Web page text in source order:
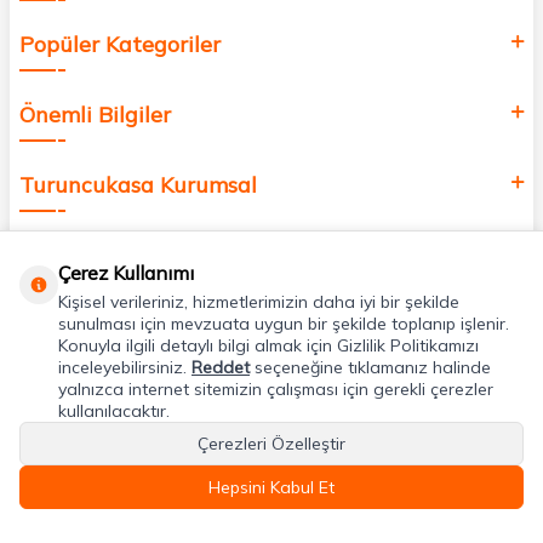
Popüler Kategoriler
Önemli Bilgiler
Turuncukasa Kurumsal
Uygulamalarımız
Adres & İletişim
Çerez Kullanımı
Kişisel verileriniz, hizmetlerimizin daha iyi bir şekilde
sunulması için mevzuata uygun bir şekilde toplanıp işlenir.
Konuyla ilgili detaylı bilgi almak için Gizlilik Politikamızı
inceleyebilirsiniz. Reddetseçeneğine tıklamanız halinde
yalnızca internet sitemizin çalışması için gerekli çerezler
kullanılacaktır.
Çerezleri Özelleştir
Hepsini Kabul Et